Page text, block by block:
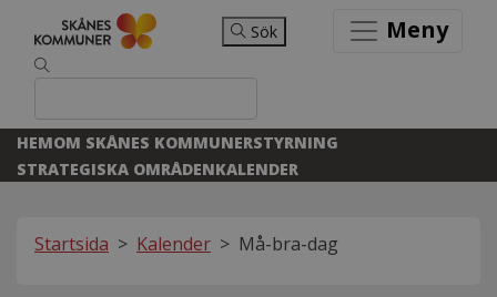
Sök Meny
HEMOM SKÅNES KOMMUNERSTYRNING
STRATEGISKA OMRÅDENKALENDER
Startsida > Kalender > Må-bra-dag